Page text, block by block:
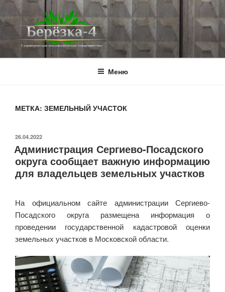
Перейти
к
содержимому
BEREZKA4.RU
СНТ Берёзка-4
Меню
МЕТКА: ЗЕМЕЛЬНЫЙ УЧАСТОК
ОПУБЛИКОВАНО
26.04.2022
Администрация Сергиево-Посадского
округа сообщает важную информацию
для владельцев земельных участков
На официальном сайте администрации Сергиево-
Посадского округа размещена информация о
проведении государственной кадастровой оценки
земельных участков в Московской области.